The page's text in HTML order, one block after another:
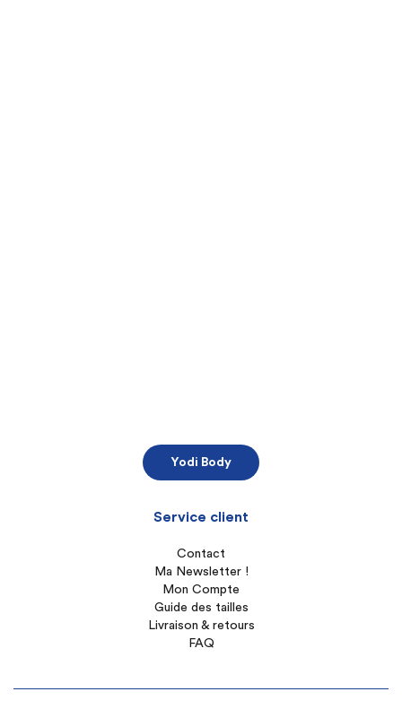
Yodi Body
Service client
Contact
Ma Newsletter !
Mon Compte
Guide des tailles
Livraison & retours
FAQ